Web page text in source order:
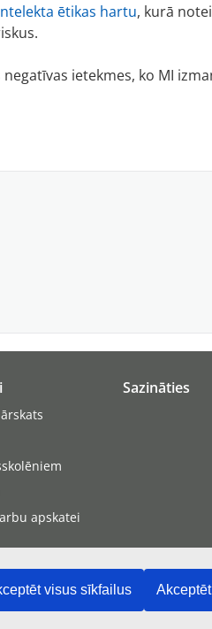
visus sīkfailus
ētikas hartu, kurā
ietekmes, ko MI
apskatei
Sazināties